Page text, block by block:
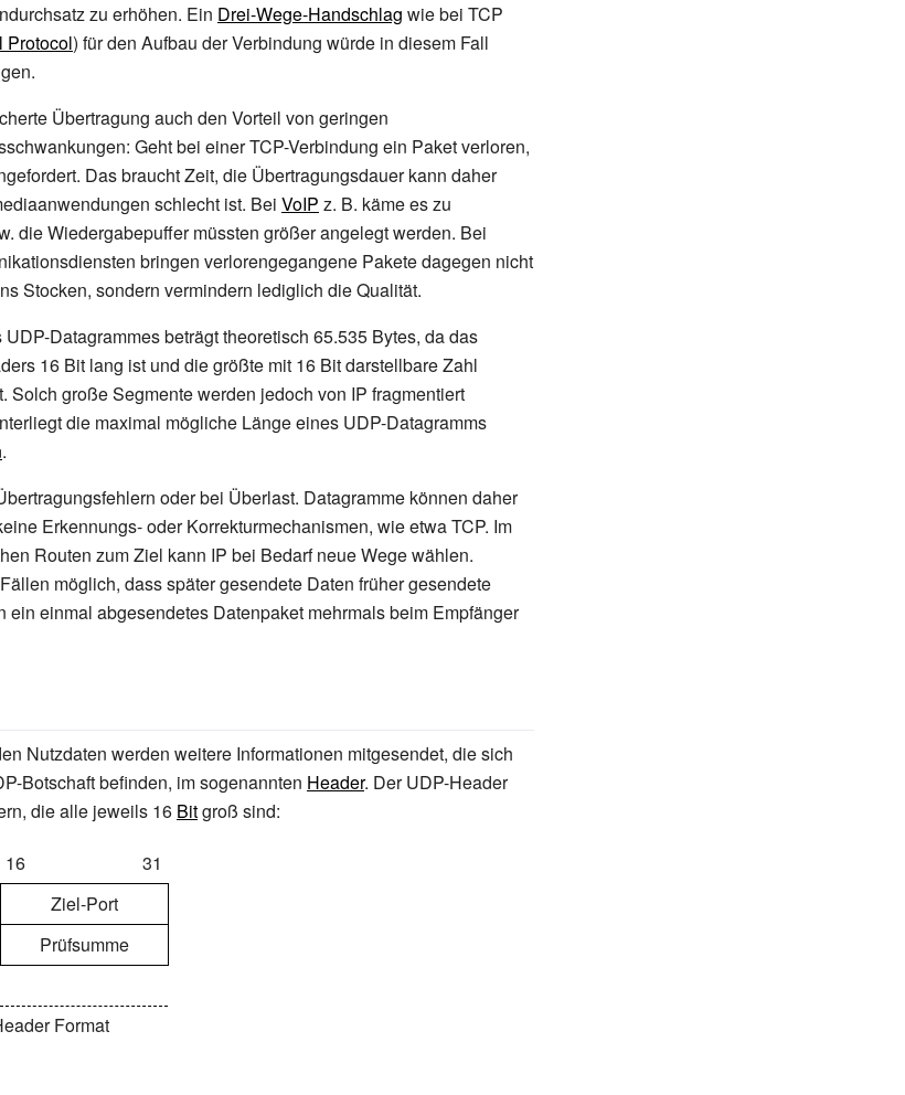
zu erhöhen. Ein Drei-Wege-Handschlag wie bei TCP
Protocol) für den Aufbau der Verbindung würde in diesem Fall
Übertragung auch den Vorteil von geringen
Geht bei einer TCP-Verbindung ein Paket verloren,
Das braucht Zeit, die Übertragungsdauer kann daher
schlecht ist. Bei VoIP z. B. käme es zu
die Wiedergabepuffer müssten größer angelegt werden. Bei
bringen verlorengegangene Pakete dagegen nicht
Stocken, sondern vermindern lediglich die Qualität.
Datagrammes beträgt theoretisch 65.535 Bytes, da das
16 Bit lang ist und die größte mit 16 Bit darstellbare Zahl
Solch große Segmente werden jedoch von IP fragmentiert
die maximal mögliche Länge eines UDP-Datagramms
.
oder bei Überlast. Datagramme können daher
Erkennungs- oder Korrekturmechanismen, wie etwa TCP. Im
Routen zum Ziel kann IP bei Bedarf neue Wege wählen.
möglich, dass später gesendete Daten früher gesendete
ein einmal abgesendetes Datenpaket mehrmals beim Empfänger
Nutzdaten werden weitere Informationen mitgesendet, die sich
Botschaft befinden, im sogenannten Header. Der UDP-Header
die alle jeweils 16 Bitgroß sind:
16
31
Ziel-Port
Prüfsumme
Format